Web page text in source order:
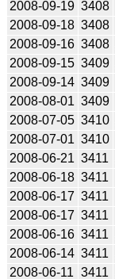
2008-09-19 3408
2008-09-18 3408
2008-09-16 3408
2008-09-15 3409
2008-09-14 3409
2008-08-01 3409
2008-07-05 3410
2008-07-01 3410
2008-06-21 3411
2008-06-18 3411
2008-06-17 3411
2008-06-17 3411
2008-06-16 3411
2008-06-14 3411
2008-06-11 3411